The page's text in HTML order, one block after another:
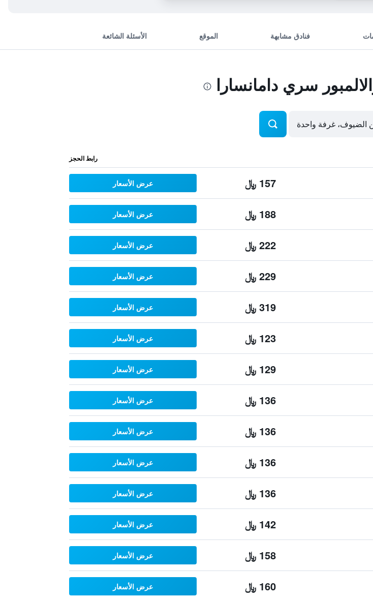
فنادق مشابهة الموقع الأسئلة الشائعة
سري دامانسارا
رابط الحجز
157 ﷼ عرض الأسعار
188 ﷼ عرض الأسعار
222 ﷼ عرض الأسعار
229 ﷼ عرض الأسعار
319 ﷼ عرض الأسعار
123 ﷼ عرض الأسعار
129 ﷼ عرض الأسعار
136 ﷼ عرض الأسعار
136 ﷼ عرض الأسعار
136 ﷼ عرض الأسعار
136 ﷼ عرض الأسعار
142 ﷼ عرض الأسعار
158 ﷼ عرض الأسعار
160 ﷼ عرض الأسعار